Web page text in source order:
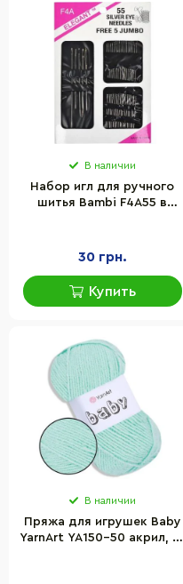
В наличии
Набор игл для ручного
шитья Bambi F4A55 в
30 грн.
Купить
В наличии
Пряжа для игрушек Baby
YarnArt YA150-50 акрил, 50